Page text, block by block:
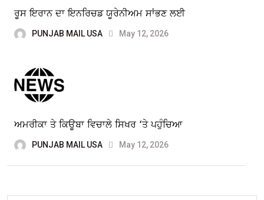
ਰੂਸ ਇਰਾਨ ਦਾ ਇਨਰਿਚਡ ਯੂਰੇਨੀਅਮ ਸਾਂਭਣ ਲਈ
PUNJAB MAIL USA May 12, 2026
ਅਮਰੀਕਾ ਤੇ ਕਿਊਬਾ ਵਿਚਾਲੇ ਸਿਖਰ ‘ਤੇ ਪਹੁੰਚਿਆ
PUNJAB MAIL USA May 12, 2026